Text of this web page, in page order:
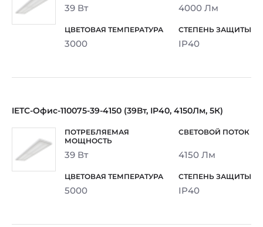
39 Вт 4000 Лм
3000 IP40
IETC-Офис-110075-39-4150 (39Вт, IP40, 4150Лм, 5К)
39 Вт 4150 Лм
5000 IP40